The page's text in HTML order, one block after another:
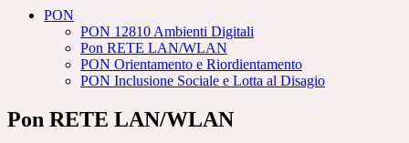
PON
PON 12810 Ambienti Digitali
Pon RETE LAN/WLAN
PON Orientamento e Riordientamento
PON Inclusione Sociale e Lotta al Disagio
Pon RETE LAN/WLAN